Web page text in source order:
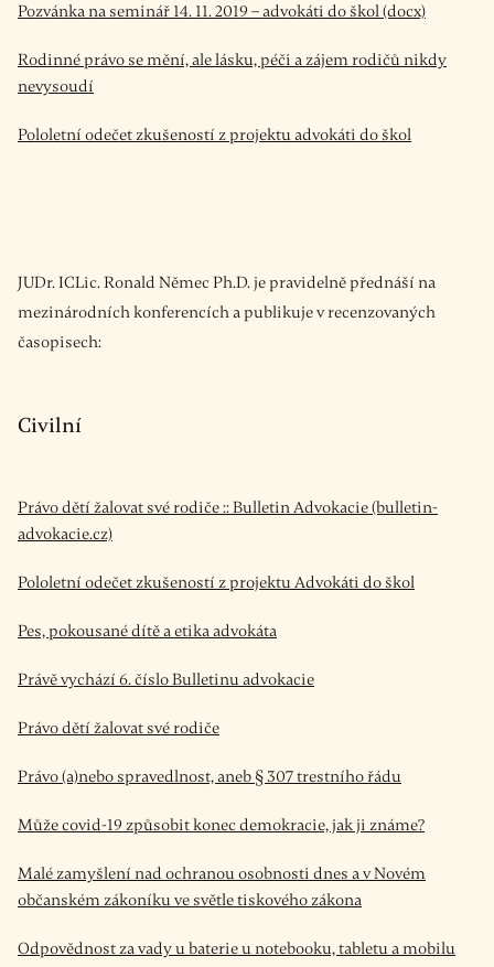
Pozvánka na seminář 14. 11. 2019 – advokáti do škol (docx)
Rodinné právo se mění, ale lásku, péči a zájem rodičů nikdy
nevysoudí
Pololetní odečet zkušeností z projektu advokáti do škol
JUDr. ICLic. Ronald Němec Ph.D. je pravidelně přednáší na
mezinárodních konferencích a publikuje v recenzovaných
časopisech:
Civilní
Právo dětí žalovat své rodiče :: Bulletin Advokacie (bulletin-
advokacie.cz)
Pololetní odečet zkušeností z projektu Advokáti do škol
Pes, pokousané dítě a etika advokáta
Právě vychází 6. číslo Bulletinu advokacie
Právo dětí žalovat své rodiče
Právo (a)nebo spravedlnost, aneb § 307 trestního řádu
Může covid-19 způsobit konec demokracie, jak ji známe?
Malé zamyšlení nad ochranou osobnosti dnes a v Novém
občanském zákoníku ve světle tiskového zákona
Odpovědnost za vady u baterie u notebooku, tabletu a mobilu